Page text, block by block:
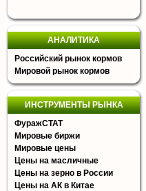
АНАЛИТИКА
Российский рынок кормов
Мировой рынок кормов
ИНСТРУМЕНТЫ РЫНКА
ФуражСТАТ
Мировые биржи
Мировые цены
Цены на масличные
Цены на зерно в России
Цены на АК в Китае